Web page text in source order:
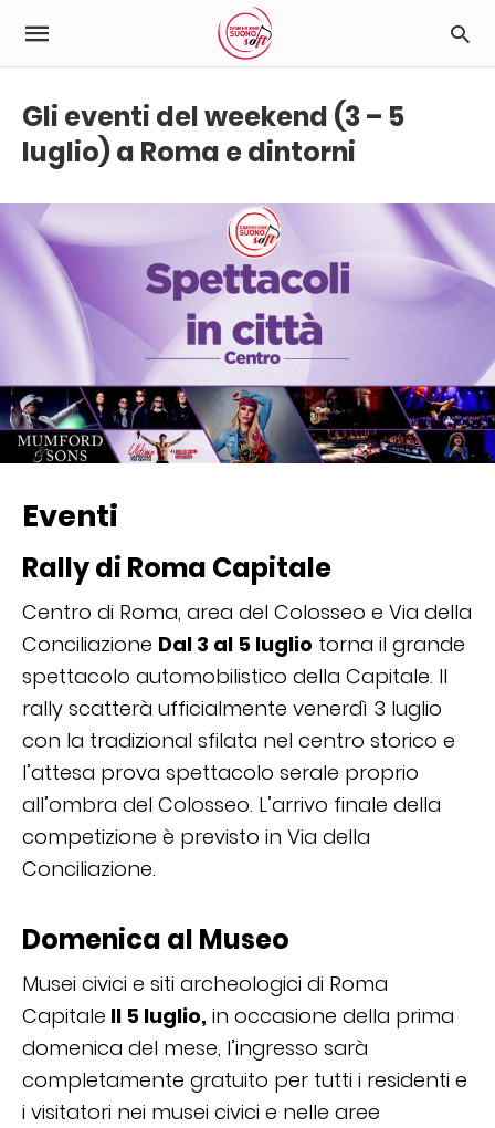
Gli eventi del weekend (3 – 5
luglio) a Roma e dintorni
Eventi
Rally di Roma Capitale
Centro di Roma, area del Colosseo e Via della
Conciliazione Dal 3 al 5 luglio torna il grande
spettacolo automobilistico della Capitale. Il
rally scatterà ufficialmente venerdì 3 luglio
con la tradizional sfilata nel centro storico e
l’attesa prova spettacolo serale proprio
all’ombra del Colosseo. L’arrivo finale della
competizione è previsto in Via della
Conciliazione.
Domenica al Museo
Musei civici e siti archeologici di Roma
Capitale Il 5 luglio, in occasione della prima
domenica del mese, l’ingresso sarà
completamente gratuito per tutti i residenti e
i visitatori nei musei civici e nelle aree